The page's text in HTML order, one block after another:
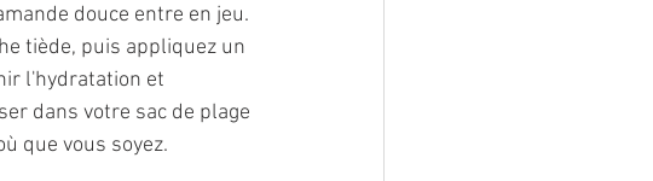
douce entre en jeu.
tiède, puis appliquez un
l'hydratation et
dans votre sac de plage
que vous soyez.